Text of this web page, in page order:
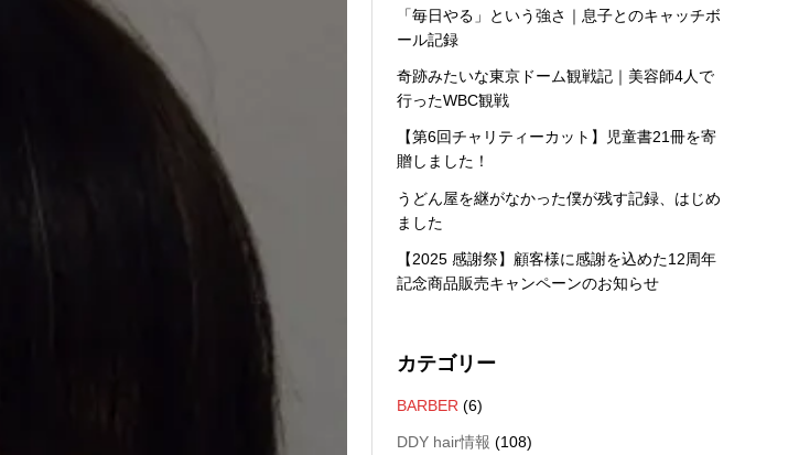
「毎日やる」という強さ｜息子とのキャッチボ
ール記録
奇跡みたいな東京ドーム観戦記｜美容師4人で
行ったWBC観戦
【第6回チャリティーカット】児童書21冊を寄
贈しました！
うどん屋を継がなかった僕が残す記録、はじめ
ました
【2025 感謝祭】顧客様に感謝を込めた12周年
記念商品販売キャンペーンのお知らせ
カテゴリー
BARBER (6)
DDY hair情報 (108)